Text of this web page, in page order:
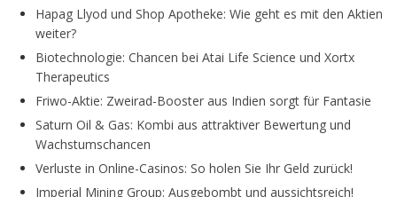
Hapag Llyod und Shop Apotheke: Wie geht es mit den Aktien
weiter?
Biotechnologie: Chancen bei Atai Life Science und Xortx
Therapeutics
Friwo-Aktie: Zweirad-Booster aus Indien sorgt für Fantasie
Saturn Oil & Gas: Kombi aus attraktiver Bewertung und
Wachstumschancen
Verluste in Online-Casinos: So holen Sie Ihr Geld zurück!
Imperial Mining Group: Ausgebombt und aussichtsreich!